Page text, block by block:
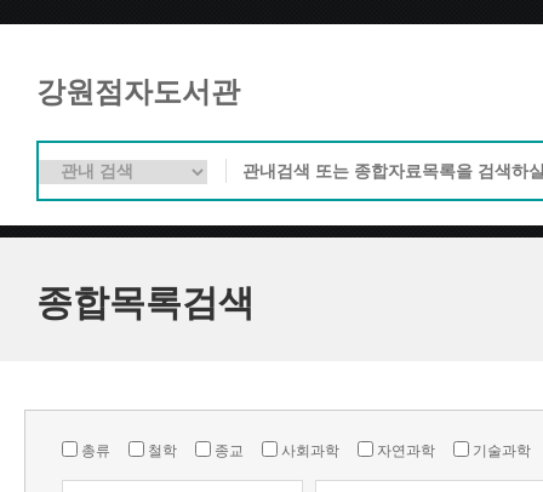
강원점자도서관
종합목록검색
총류 철학 종교 사회과학 자연과학 기술과학